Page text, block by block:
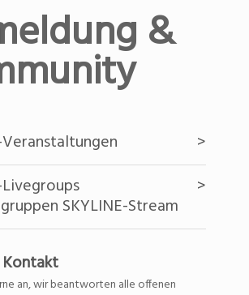
&
Veranstaltungen
>
SKYLINE-Stream
>
an, wir beantworten alle offenen